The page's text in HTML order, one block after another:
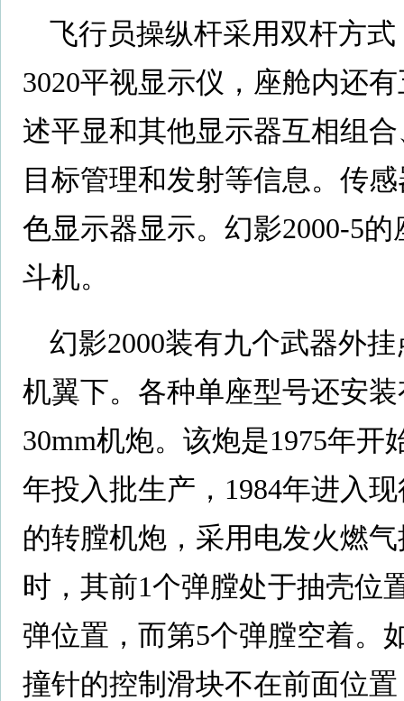
飞行员操纵杆采用双杆方
3020平视显示仪，座舱内还
述平显和其他显示器互相组
目标管理和发射等信息。传
色显示器显示。幻影2000-5
斗机。
幻影2000装有九个武器外
机翼下。各种单座型号还安
30mm机炮。该炮是1975年开
年投入批生产，1984年进入
的转膛机炮，采用电发火燃
时，其前1个弹膛处于抽壳位
弹位置，而第5个弹膛空着。
撞针的控制滑块不在前面位